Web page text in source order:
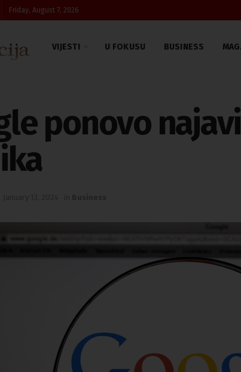
Friday, August 7, 2026
VIJESTI U FOKUSU BUSINESS
ponovo